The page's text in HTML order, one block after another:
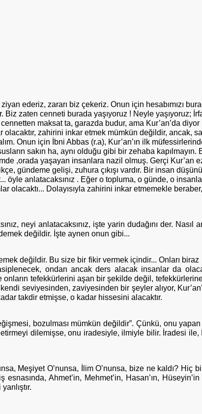
ederiz, zararı biz çekeriz. Onun için hesabımızı
Biz zaten cenneti burada yaşıyoruz ! Neyle yaşıyoruz;
maksat ta, garazda budur, ama Kur’an’da diyor
zahirini inkar etmek mümkün değildir, ancak,
Onun için İbni Abbas (r.a), Kur’an’ın ilk
sakın ha, aynı olduğu gibi bir zehaba kapılmayın.
,orada yaşayan insanlara nazil olmuş. Gerçi Kur’an
gündeme gelişi, zuhura çıkışı vardır. Bir insan
öyle anlatacaksınız . Eğer o topluma, o günde, o
olacaktı... Dolayısıyla zahirini inkar etmemekle
neyi anlatacaksınız, işte yarin dudağını der. Nasıl
değildir. İşte aynen onun gibi...
değildir. Bu size bir fikir vermek içindir... Onları biraz
ondan ancak ders alacak insanlar da
tefekkürlerini aşan bir şekilde değil,
seviyesinden, zaviyesinden bir şeyler alıyor,
takdir etmişse, o kadar hissesini alacaktır.
bozulması mümkün değildir”. Çünkü, onu yapan
dilemişse, onu iradesiyle, ilmiyle bilir. İradesi ile,
Meşiyet O’nunsa, İlim O’nunsa, bize ne kaldı? Hiç
Ahmet’in, Mehmet’in, Hasan’ın, Hüseyin’in